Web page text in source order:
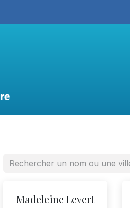
Madeleine Levert